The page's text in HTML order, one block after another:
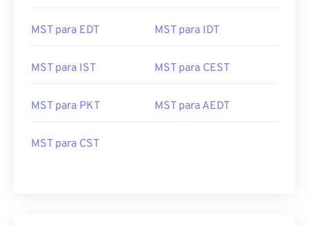
MST para EDT MST para IDT
MST para IST MST para CEST
MST para PKT MST para AEDT
MST para CST